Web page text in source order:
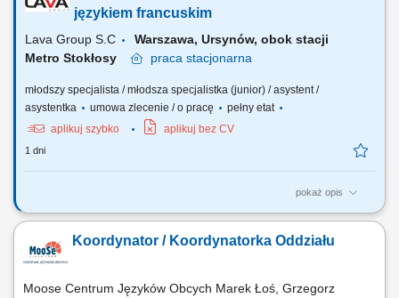
obsługi kontraktów, współpraca z innymi działami w celu zapewnienia
językiem francuskim
Lava Group S.C
Warszawa, Ursynów, obok stacji
Metro Stokłosy
praca stacjonarna
młodszy specjalista / młodsza specjalistka (junior) / asystent /
asystentka
umowa zlecenie / o pracę
pełny etat
aplikuj szybko
aplikuj bez CV
1 dni
pokaż opis
Codzienny kontakt z klientami francuskojęzycznymi – mailowy oraz
doradztwo produktowe). Przygotowywanie ofert handlowych i
wizualizacji dostosowanych do potrzeb klientów z rynku
Koordynator / Koordynatorka Oddziału
Moose Centrum Języków Obcych Marek Łoś, Grzegorz